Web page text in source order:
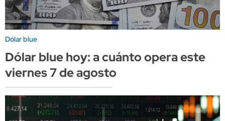
Dólar blue
Dólar blue hoy: a cuánto opera este
viernes 7 de agosto